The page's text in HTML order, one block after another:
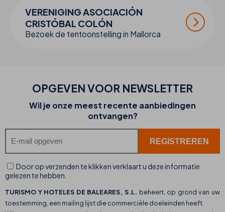
VERENIGING ASOCIACIÓN
CRISTÓBAL COLÓN
Bezoek de tentoonstelling in Mallorca
OPGEVEN VOOR NEWSLETTER
Wil je onze meest recente aanbiedingen
ontvangen?
Door op verzenden te klikken verklaart u deze informatie
gelezen te hebben.
TURISMO Y HOTELES DE BALEARES, S.L. beheert, op grond van uw
toestemming, een mailing lijst die commerciële doeleinden heeft.